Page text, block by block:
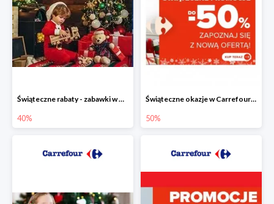
Świąteczne rabaty - zabawki w Carrefour do -40%
40%
Świąteczne okazje w Carrefour do -50%
50%